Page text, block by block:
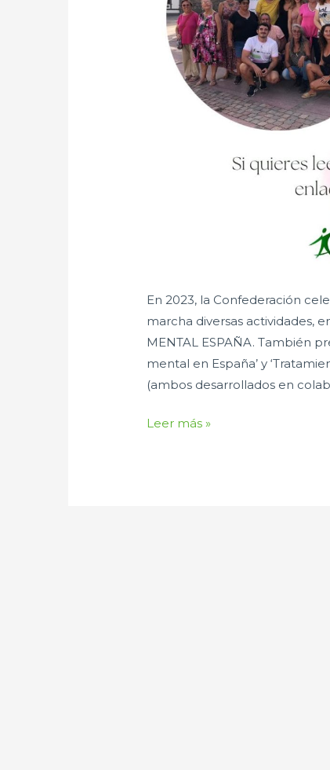
En 2023, la Confederación
marcha diversas actividades,
MENTAL ESPAÑA. También
mental en España’ y
(ambos desarrollados en
Leer más »